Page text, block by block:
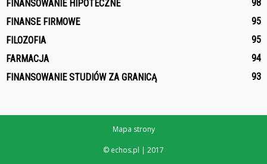
FINANSOWANIE HIPOTECZNE
98
FINANSE FIRMOWE
95
FILOZOFIA
95
FARMACJA
94
FINANSOWANIE STUDIÓW ZA GRANICĄ
93
Mapa strony
© echos.pl | 2017